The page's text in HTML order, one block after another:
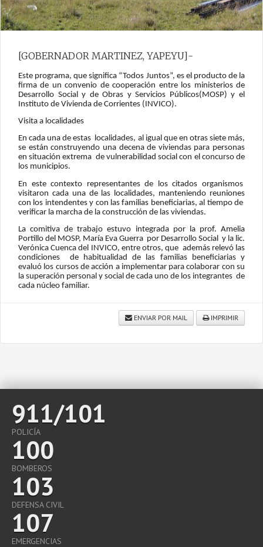
[GOBERNADOR MARTINEZ, YAPEYU]-
Este programa, que significa “Todos Juntos”, es el producto de la
firma de un convenio de cooperación entre los ministerios de
Desarrollo Social y de Obras y Servicios Públicos(MOSP) y el
Instituto de Vivienda de Corrientes (INVICO).
Visita a localidades
En cada una de estas localidades, al igual que en otras siete más,
se están construyendo una decena de viviendas para personas
en situación extrema de vulnerabilidad social con el concurso de
los municipios.
En este contexto representantes de los citados organismos
visitaron cada una de las localidades, manteniendo reuniones
con los intendentes y con las familias beneficiarias, al tiempo de
verificar la marcha de la construcción de las viviendas.
La comitiva de trabajo estuvo integrada por la prof. Amelia
Portillo del MOSP, María Eva Guerra por Desarrollo Social y la lic.
Verónica Cuenca del INVICO, entre otros, que además relevó las
condiciones de habitualidad de las familias beneficiarias y
evaluó los cursos de acción a implementar para colaborar con su
la superación personal y social de cada uno de los integrantes de
cada núcleo familiar.
ENVIAR POR MAIL IMPRIMIR
911/101
POLICÍA
100
BOMBEROS
103
DEFENSA CIVIL
107
EMERGENCIAS